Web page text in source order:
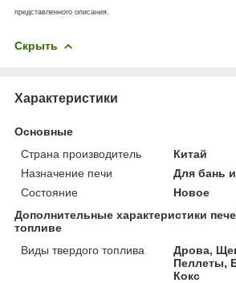
представленного описания.
Скрыть
Характеристики
Основные
Страна производитель
Китай
Назначение печи
Для бань
Состояние
Новое
Дополнительные характеристики
топливе
Виды твердого топлива
Дрова,
Пеллеты,
Кокс